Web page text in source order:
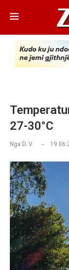
27-30°C
Nga D. V.